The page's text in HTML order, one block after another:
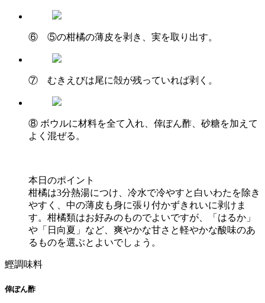
⑥ ⑤の柑橘の薄皮を剥き、実を取り出す。
⑦ むきえびは尾に殻が残っていれば剥く。
⑧ ボウルに材料を全て入れ、倖ぽん酢、砂糖を加えて
よく混ぜる。
本日のポイント
柑橘は3分熱湯につけ、冷水で冷やすと白いわたを除き
やすく、中の薄皮も身に張り付かずきれいに剥けま
す。柑橘類はお好みのものでよいですが、「はるか」
や「日向夏」など、爽やかな甘さと軽やかな酸味のあ
るものを選ぶとよいでしょう。
鰹調味料
倖ぽん酢